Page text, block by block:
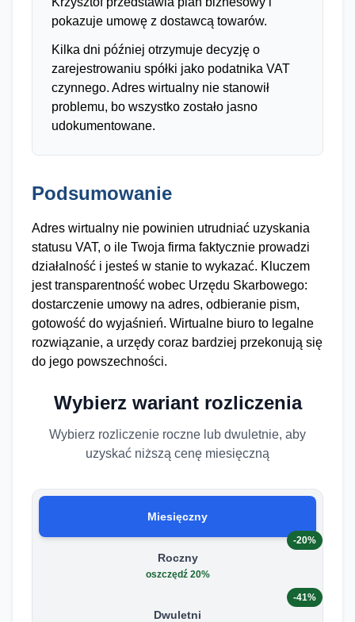
pokazuje umowę z dostawcą towarów.
Kilka dni później otrzymuje decyzję o
zarejestrowaniu spółki jako podatnika VAT
czynnego. Adres wirtualny nie stanowił
problemu, bo wszystko zostało jasno
udokumentowane.
Podsumowanie
Adres wirtualny nie powinien utrudniać uzyskania
statusu VAT, o ile Twoja firma faktycznie prowadzi
działalność i jesteś w stanie to wykazać. Kluczem
jest transparentność wobec Urzędu Skarbowego:
dostarczenie umowy na adres, odbieranie pism,
gotowość do wyjaśnień. Wirtualne biuro to legalne
rozwiązanie, a urzędy coraz bardziej przekonują się
do jego powszechności.
Wybierz wariant rozliczenia
Wybierz rozliczenie roczne lub dwuletnie, aby
uzyskać niższą cenę miesięczną
Miesięczny
Roczny
oszczędź 20%
-20%
Dwuletni
-41%